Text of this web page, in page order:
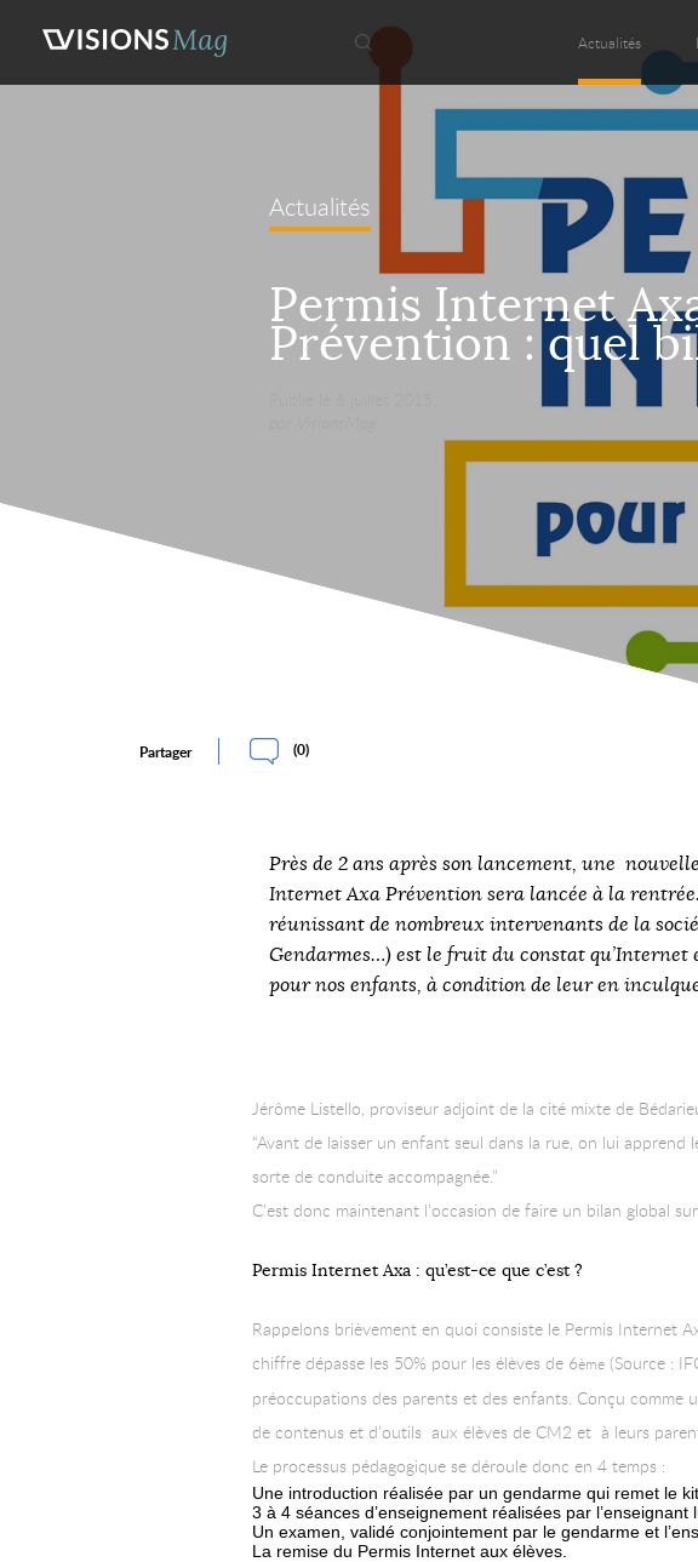
Actualités
Actualités
Permis Internet
Prévention : quel
Partager (0)
Près de 2 ans après son lancement, une
Internet Axa Prévention sera lancée à la
réunissant de nombreux intervenants de la
Gendarmes…) est le fruit du constat
pour nos enfants, à condition de leur en
Jérôme Listello, proviseur adjoint de la cité mixte de
“Avant de laisser un enfant seul dans la rue, on lui apprend
sorte de conduite accompagnée.”
C’est donc maintenant l’occasion de faire un bilan global
Permis Internet Axa : qu’est-ce que c’est ?
Rappelons brièvement en quoi consiste le Permis Internet
chiffre dépasse les 50% pour les élèves de 6ème (Source :
préoccupations des parents et des enfants. Conçu
de contenus et d’outils aux élèves de CM2 et à leurs
Le processus pédagogique se déroule donc en 4 temps :
Une introduction réalisée par un gendarme qui remet le
3 à 4 séances d’enseignement réalisées par
Un examen, validé conjointement par le gendarme et
La remise du Permis Internet aux élèves.